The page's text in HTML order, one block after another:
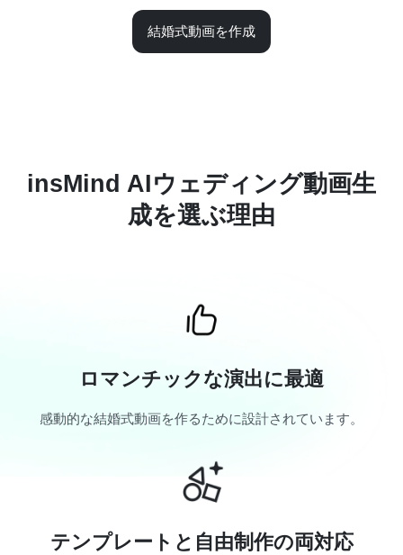
結婚式動画を作成
insMind AIウェディング動画生
成を選ぶ理由
ロマンチックな演出に最適
感動的な結婚式動画を作るために設計されています。
テンプレートと自由制作の両対応